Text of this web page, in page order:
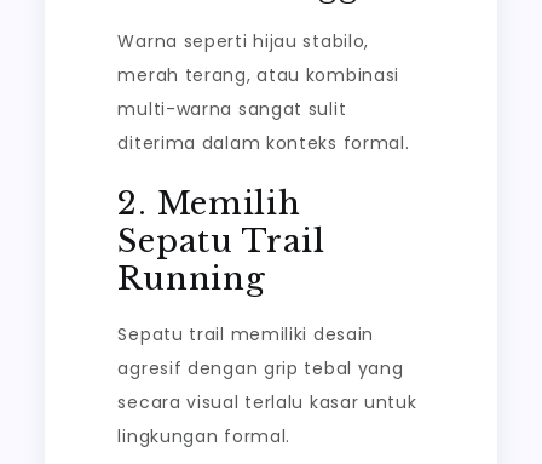
Warna seperti hijau stabilo,
merah terang, atau kombinasi
multi-warna sangat sulit
diterima dalam konteks formal.
2. Memilih
Sepatu Trail
Running
Sepatu trail memiliki desain
agresif dengan grip tebal yang
secara visual terlalu kasar untuk
lingkungan formal.